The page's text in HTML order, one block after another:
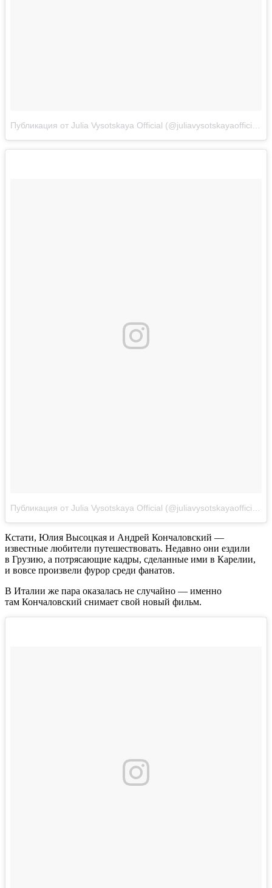
Кстати, Юлия Высоцкая и Андрей Кончаловский —
известные любители путешествовать. Недавно они ездили
в Грузию, а потрясающие кадры, сделанные ими в Карелии,
и вовсе произвели фурор среди фанатов.
В Италии же пара оказалась не случайно — именно
там Кончаловский снимает свой новый фильм.